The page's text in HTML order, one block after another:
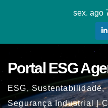
sex. ago
Portal ESG
ESG, Sustentabilidade,
Segurança Industrial |